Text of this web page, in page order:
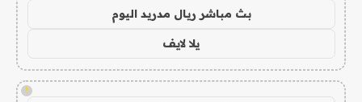
بث مباشر ريال مدريد اليوم
يلا لايف
!